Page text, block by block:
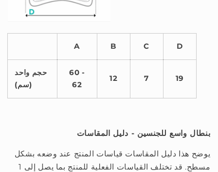
A B C D
حجم واحد
(سم)
60 -
62
12 7 19
بنطال واسع للجنسين - دليل المقاسات
يوضح هذا دليل المقاسات قياسات المنتج عند وضعه بشكل
مسطح. قد تختلف القياسات الفعلية للمنتج بما يصل إلى 1